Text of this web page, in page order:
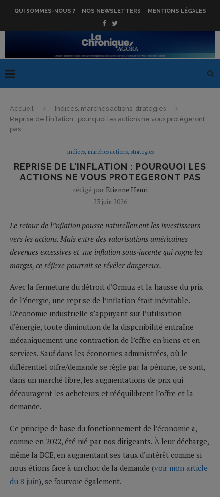
QUI SOMMES-NOUS ? NOS NEWSLETTERS MENTIONS LÉGALES
Accueil
Indices, marches actions, strategies
Reprise de l’inflation : pourquoi les actions ne vous protégeront
pas
Indices, marches actions, strategies
REPRISE DE L’INFLATION : POURQUOI LES
ACTIONS NE VOUS PROTÉGERONT PAS
rédigé par Etienne Henri
23 juin 2026
Le retour de l’inflation pousse naturellement les investisseurs
vers les actions. Mais entre des valorisations américaines
devenues excessives et une inflation sous-jacente qui rogne les
marges, ce réflexe pourrait se révéler dangereux.
Avec la fermeture du détroit d’Ormuz et la hausse du prix
de l’énergie, une reprise de l’inflation était inévitable.
L’économie industrielle s’appuyant sur l’utilisation
d’énergie, toute diminution de la disponibilité entraîne
mécaniquement une contraction de l’offre en biens et en
services. Sauf dans les économies administrées, où le
différentiel offre/demande se règle par la pénurie, ce sont,
dans un marché libre, les augmentations de prix qui
découragent les acheteurs et rééquilibrent l’offre et la
demande.
Ce principe de base du fonctionnement de l’économie a,
comme en 2022, été nié par nos dirigeants. À leur décharge,
même la BCE, en augmentant ses taux d’intérêt comme si
nous étions face à un choc de la demande (voir mon article
du 8 juin), se fourvoie également.